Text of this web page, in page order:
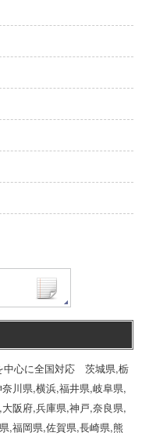
中心に全国対応 茨城県,栃
川県,横浜,福井県,岐阜県,
阪府,兵庫県,神戸,奈良県,
,福岡県,佐賀県,長崎県,熊